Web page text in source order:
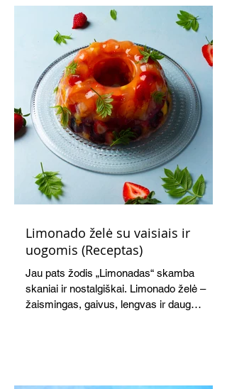
Limonado želė su vaisiais ir
uogomis (Receptas)
Jau pats žodis „Limonadas“ skamba
skaniai ir nostalgiškai. Limonado želė –
žaismingas, gaivus, lengvas ir daug